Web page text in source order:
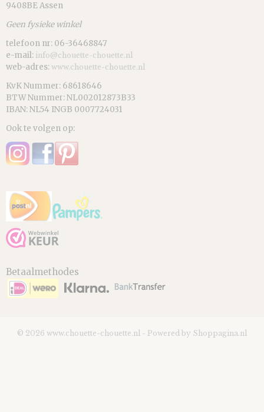
9408BE Assen
Geen fysieke winkel
telefoon nr: 06-36468847
e-mail: info@chouette-chouette.nl
web-adres: www.chouette-chouette.nl
KvK Nummer: 68618646
BTW Nummer: NL002012873B33
IBAN: NL54 INGB 0007724031
Ook te volgen op:
Betaalmethodes
© 2026 www.chouette-chouette.nl - Powered by Shoppagina.nl